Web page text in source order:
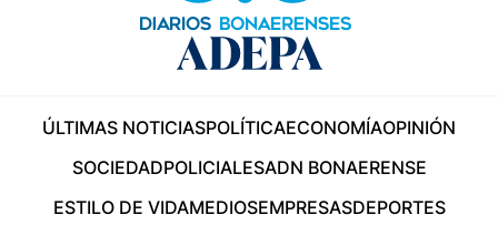
ÚLTIMAS NOTICIASPOLÍTICAECONOMÍAOPINIÓN
SOCIEDADPOLICIALESADN BONAERENSE
ESTILO DE VIDAMEDIOSEMPRESASDEPORTES